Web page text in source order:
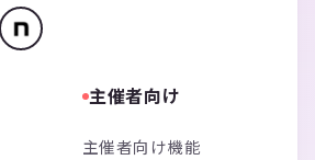
主催者向け
主催者向け機能